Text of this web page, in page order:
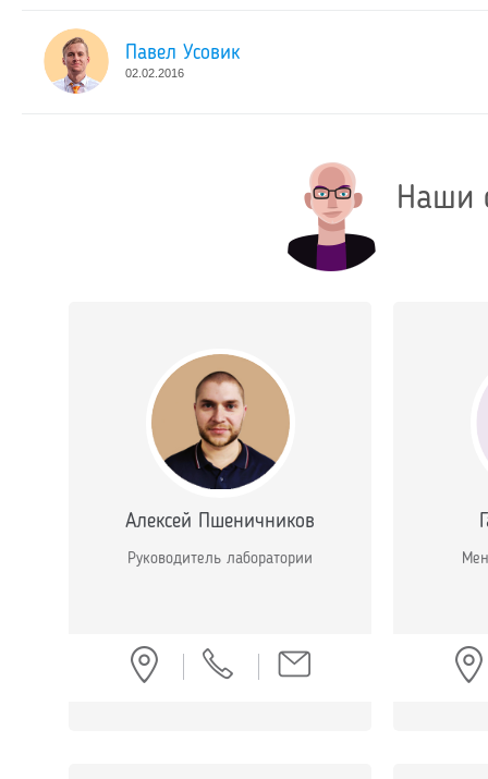
Павел Усовик
02.02.2016
Наши
Aлeксей Пшеничников
Руководитель лаборатории